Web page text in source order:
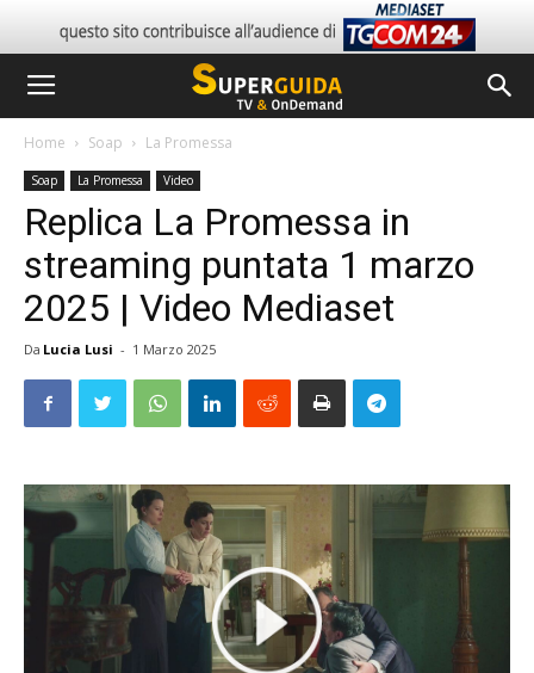
Home Soap La Promessa
Soap La Promessa Video
Replica La Promessa in
streaming puntata 1 marzo
2025 | Video Mediaset
Da Lucia Lusi - 1 Marzo 2025